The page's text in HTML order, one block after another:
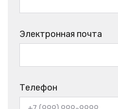
Электронная почта
Телефон